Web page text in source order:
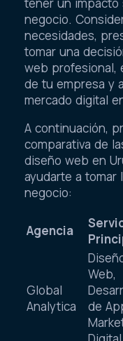
negocio.
necesidades,
tomar una
web profesional,
de tu empresa y
mercado digital
A continuación,
comparativa de
diseño web en
ayudarte a tomar
negocio:
Agencia
Global
Analytica
Web,
de